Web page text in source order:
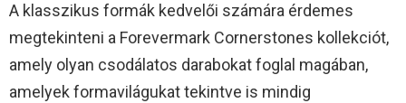
A klasszikus formák kedvelői számára érdemes
megtekinteni a Forevermark Cornerstones kollekciót,
amely olyan csodálatos darabokat foglal magában,
amelyek formavilágukat tekintve is mindig